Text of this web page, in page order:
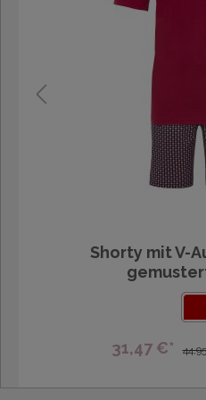
Shorty mit V-
31,47 €*